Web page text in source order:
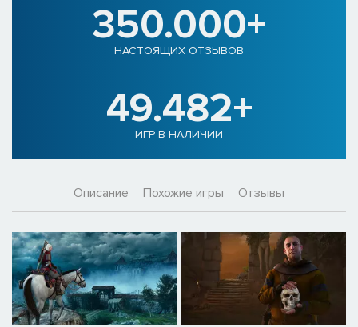
350.000+
НАСТОЯЩИХ ОТЗЫВОВ
49.482+
ИГР В НАЛИЧИИ
Описание Похожие игры Отзывы